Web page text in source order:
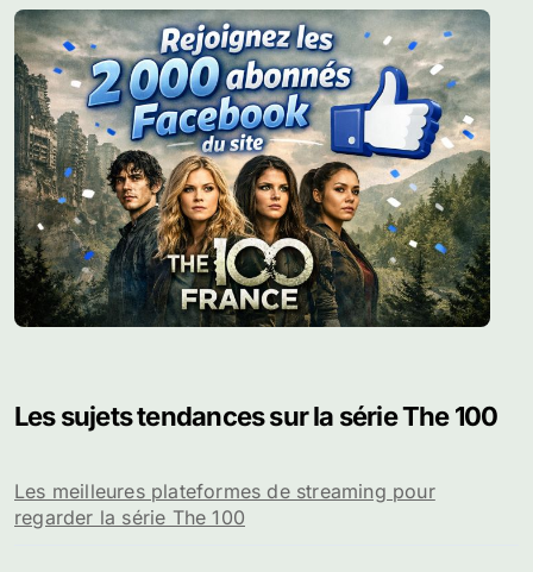
Les sujets tendances sur la série The 100
Les meilleures plateformes de streaming pour
regarder la série The 100